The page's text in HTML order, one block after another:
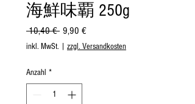
海鮮味覇 250g
10,40 € Standardpreis
9,90 €Sale-
Preis
inkl. MwSt. zzgl. Versandkosten
Anzahl *